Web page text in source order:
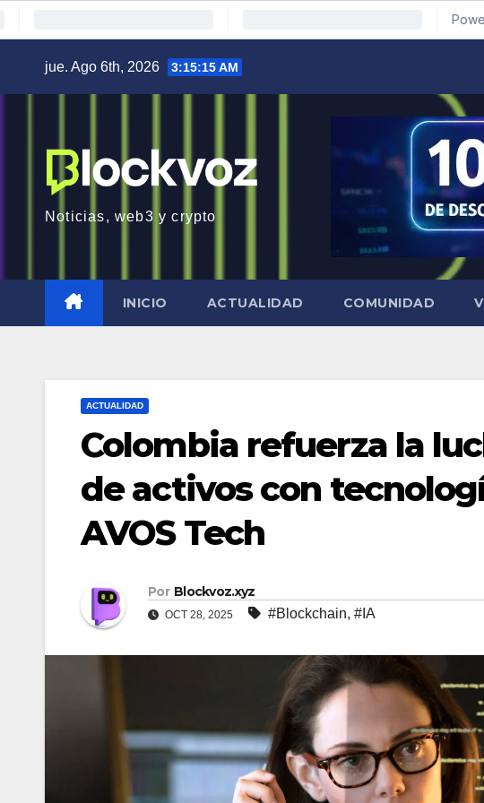
jue. Ago 6th, 2026 3:15:17 AM
Noticias, web3 y crypto
INICIO ACTUALIDAD COMUNIDAD
ACTUALIDAD
Colombia refuerza la
de activos con
AVOS Tech
Por Blockvoz.xyz
OCT 28, 2025 #Blockchain, #IA